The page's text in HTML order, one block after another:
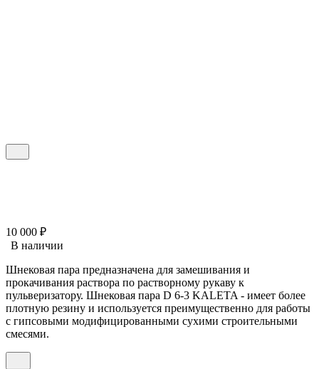
10 000 ₽
В наличии
Шнековая пара предназначена для замешивания и
прокачивания раствора по растворному рукаву к
пульверизатору. Шнековая пара D 6-3 KALETA - имеет более
плотную резину и используется преимущественно для работы
с гипсовыми модифицированными сухими строительными
смесями.